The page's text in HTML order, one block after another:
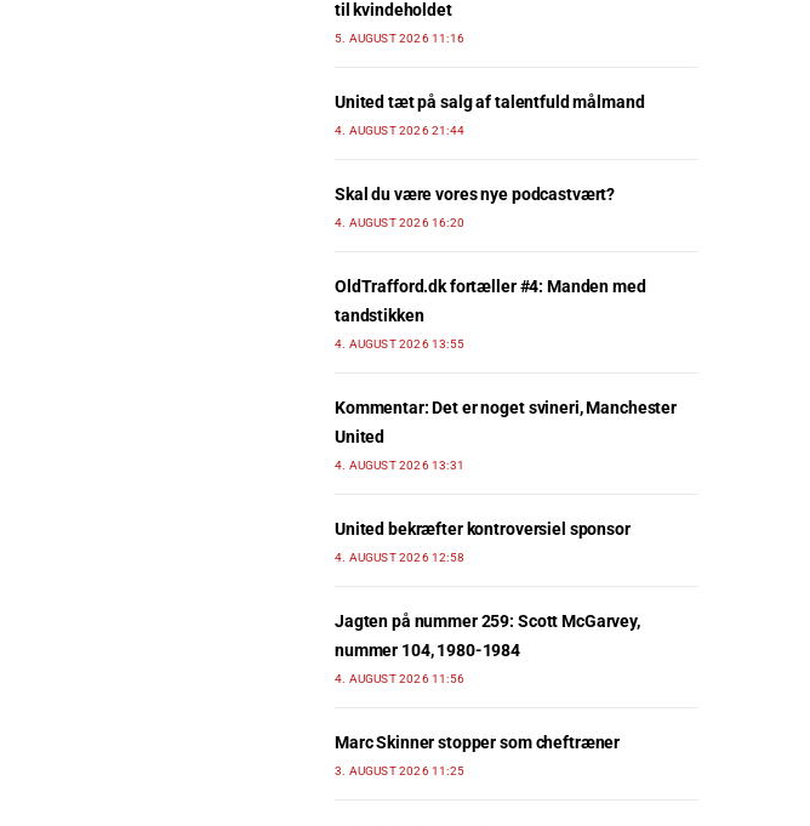
til kvindeholdet
5. AUGUST 2026 11:16
United tæt på salg af talentfuld målmand
4. AUGUST 2026 21:44
Skal du være vores nye podcastvært?
4. AUGUST 2026 16:20
OldTrafford.dk fortæller #4: Manden med
tandstikken
4. AUGUST 2026 13:55
Kommentar: Det er noget svineri, Manchester
United
4. AUGUST 2026 13:31
United bekræfter kontroversiel sponsor
4. AUGUST 2026 12:58
Jagten på nummer 259: Scott McGarvey,
nummer 104, 1980-1984
4. AUGUST 2026 11:56
Marc Skinner stopper som cheftræner
3. AUGUST 2026 11:25